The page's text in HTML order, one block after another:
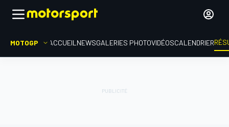
MOTOGP ACCUEIL NEWSGALERIES PHOTOVIDÉOSCALENDRIER